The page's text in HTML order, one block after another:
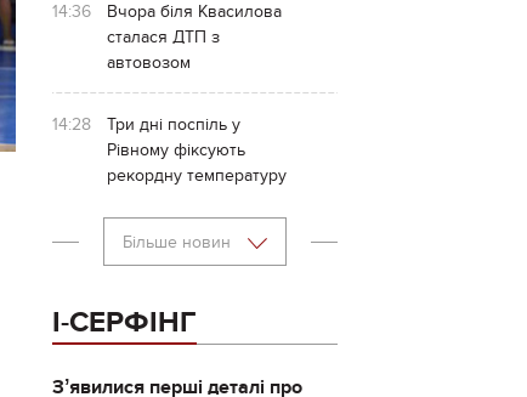
14:36
Вчора біля Квасилова
сталася ДТП з
автовозом
14:28
Три дні поспіль у
Рівному фіксують
рекордну температуру
Більше новин
І-СЕРФІНГ
Зʼявилися перші деталі про